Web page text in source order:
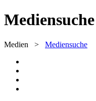
Mediensuche
Medien > Mediensuche